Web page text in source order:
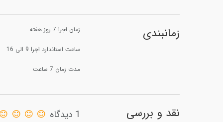
زمانبندی زمان اجرا 7 روز هفته
ساعت استاندارد اجرا 9 الی 16
مدت زمان 7 ساعت
نقد و بررسی 1 دیدگاه